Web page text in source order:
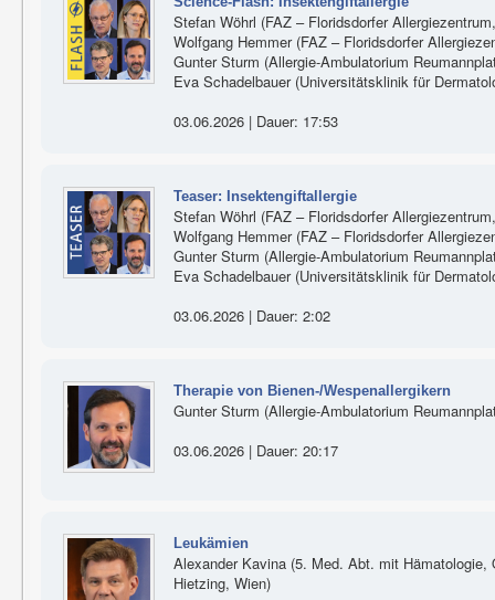
Stefan Wöhrl (FAZ – Floridsdorfer
Wolfgang Hemmer (FAZ – Floridsdorfer
Gunter Sturm (Allergie-Ambulatorium
Eva Schadelbauer (Universitätsklinik für
03.06.2026 | Dauer: 17:53
Teaser: Insektengiftallergie
Stefan Wöhrl (FAZ – Floridsdorfer
Wolfgang Hemmer (FAZ – Floridsdorfer
Gunter Sturm (Allergie-Ambulatorium
Eva Schadelbauer (Universitätsklinik für
03.06.2026 | Dauer: 2:02
Therapie von Bienen-/Wespenallergikern
Gunter Sturm (Allergie-Ambulatorium
03.06.2026 | Dauer: 20:17
Leukämien
Alexander Kavina (5. Med. Abt. mit
Hietzing, Wien)